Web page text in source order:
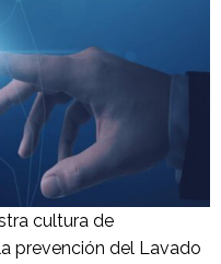
cultura de
prevención del Lavado